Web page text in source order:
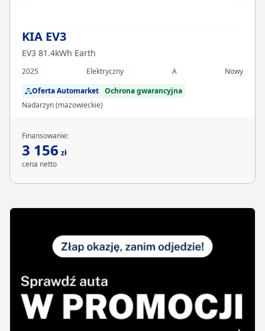
KIA EV3
EV3 81.4kWh Earth
2025 Elektryczny A
Nowy
Oferta Automarket Ochrona gwarancyjna
Nadarzyn (mazowieckie)
Finansowanie:
3 156 zł
cena netto